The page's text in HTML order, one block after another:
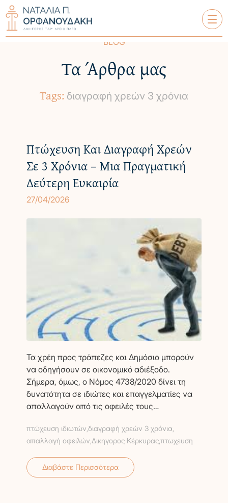
ΝΑΤΑΛΊΑ Π. ΟΡΦΑΝΟΥΔΆΚΗ
ΣΧΕΤΙΚΆ ΜΕ ΕΜΆΣ
ΤΑ ΆΡΘΡΑ ΜΑΣ
BLOG
Τα Άρθρα μας
Tags: διαγραφή χρεών 3 χρόνια
Πτώχευση Και Διαγραφή Χρεών
Σε 3 Χρόνια – Μια Πραγματική
Δεύτερη Ευκαιρία
27/04/2026
Τα χρέη προς τράπεζες και Δημόσιο μπορούν
να οδηγήσουν σε οικονομικό αδιέξοδο.
Σήμερα, όμως, ο Νόμος 4738/2020 δίνει τη
δυνατότητα σε ιδιώτες και επαγγελματίες να
απαλλαγούν από τις οφειλές τους…
πτώχευση ιδιωτών ,διαγραφή χρεών 3 χρόνια
απαλλαγή οφειλών Δικηγορος Κέρκυρας,πτωχευση
Διαβάστε Περισσότερα